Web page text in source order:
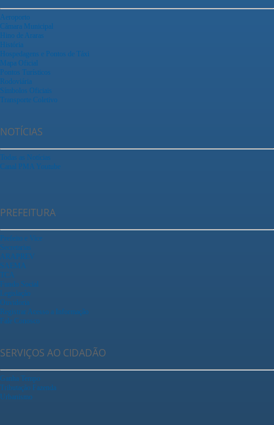
Aeroporto
Câmara Municipal
Hino de Araras
História
Hospedagens e Pontos de Táxi
Mapa Oficial
Pontos Turísticos
Rodoviária
Símbolos Oficiais
Transporte Coletivo
NOTÍCIAS
Todas as Notícias
Canal PMA Youtube
PREFEITURA
Prefeito e Vice
Secretarias
ARAPREV
SAEMA
TCA
Fundo Social
Legislação
Ouvidoria
Registrar Acesso a Informação
Fale Conosco
SERVIÇOS AO CIDADÃO
Ganha Tempo
Tributação Fazenda
Urbanismo